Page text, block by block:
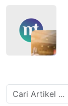
Cari
untuk: